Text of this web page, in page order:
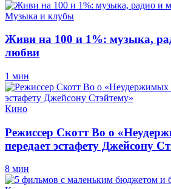
Музыка и клубы
Живи на 100 и 1%: музыка,
любви
1 мин
Кино
Режиссер Скотт Во о
передает эстафету Джейсону
8 мин